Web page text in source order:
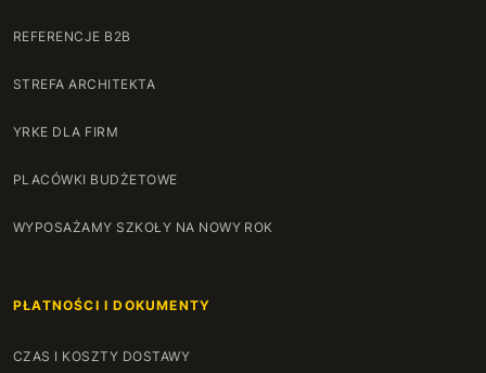
REFERENCJE B2B
STREFA ARCHITEKTA
YRKE DLA FIRM
PLACÓWKI BUDŻETOWE
WYPOSAŻAMY SZKOŁY NA NOWY ROK
PŁATNOŚCI I DOKUMENTY
CZAS I KOSZTY DOSTAWY